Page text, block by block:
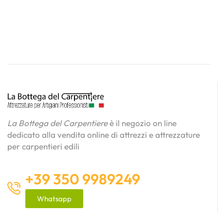
La Bottega del Carpentiereè il negozio on line
dedicato alla vendita online di attrezzi e attrezzature
per carpentieri edili
+39 350 9989249
Whatsapp